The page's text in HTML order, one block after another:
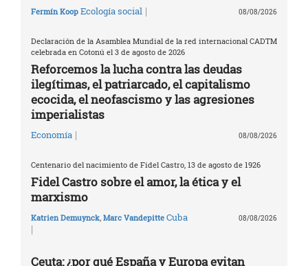
Fermín Koop Ecología social | 08/08/2026
Declaración de la Asamblea Mundial de la red internacional CADTM
celebrada en Cotonú el 3 de agosto de 2026
Reforcemos la lucha contra las deudas
ilegítimas, el patriarcado, el capitalismo
ecocida, el neofascismo y las agresiones
imperialistas
Economía | 08/08/2026
Centenario del nacimiento de Fidel Castro, 13 de agosto de 1926
Fidel Castro sobre el amor, la ética y el
marxismo
Katrien Demuynck, Marc Vandepitte Cuba
|
08/08/2026
Ceuta: ¿por qué España y Europa evitan